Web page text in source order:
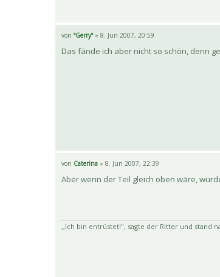
von °Gerry°» 8. Jun 2007, 20:59
Das fände ich aber nicht so schön, denn
von Caterina » 8. Jun 2007, 22:39
Aber wenn der Teil gleich oben wäre,
,,Ich bin entrüstet!", sagte der Ritter und stand